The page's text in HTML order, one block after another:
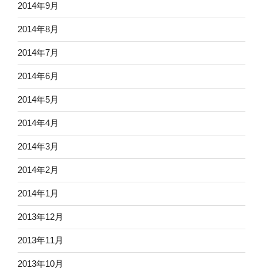
2014年9月
2014年8月
2014年7月
2014年6月
2014年5月
2014年4月
2014年3月
2014年2月
2014年1月
2013年12月
2013年11月
2013年10月